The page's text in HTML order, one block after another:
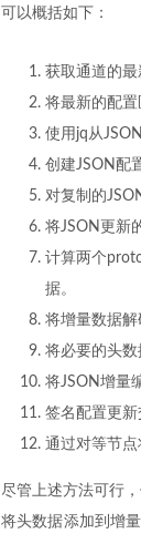
可以概括如下：
获取通道的最
将最新的配置
使用jq从
创建JSON配
对复制的
将JSON更新
计算两个
据。
将增量数据解
将必要的头数
将JSON增量
签名配置更新
通过对等节点
尽管上述方法可行
将头数据添加到增